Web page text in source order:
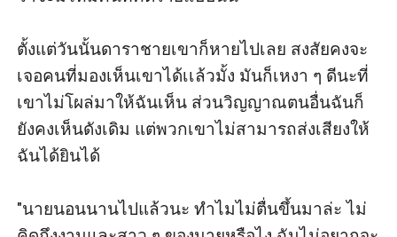
ตั้งแต่วันนั้นดาราชายเขาก็หายไปเลย สงสัยคงจะ
เจอคนที่มองเห็นเขาได้เเล้วมั้ง มันก็เหงา ๆ ดีนะที่
เขาไม่โผล่มาให้ฉันเห็น ส่วนวิญญาณตนอื่นฉันก็
ยังคงเห็นดังเดิม แต่พวกเขาไม่สามารถส่งเสียงให้
ฉันได้ยินได้
"นายนอนนานไปแล้วนะ ทำไมไม่ตื่นขึ้นมาล่ะ ไม่